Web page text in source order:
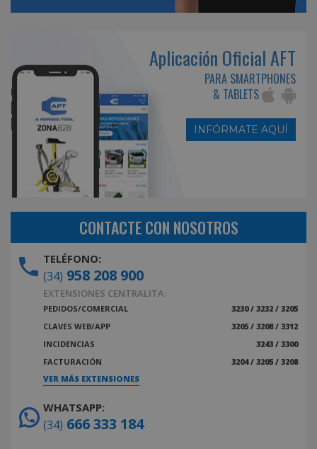
Aplicación Oficial AFT
PARA SMARTPHONES
& TABLETS
INFÓRMATE AQUÍ
CONTACTE CON NOSOTROS
TELÉFONO:
(34) 958 208 900
EXTENSIONES CENTRALITA:
PEDIDOS/COMERCIAL
3230 / 3232 / 3205
CLAVES WEB/APP
3205 / 3208 / 3312
INCIDENCIAS
3243 / 3300
FACTURACIÓN
3204 / 3205 / 3208
VER MÁS EXTENSIONES
WHATSAPP:
(34) 666 333 184